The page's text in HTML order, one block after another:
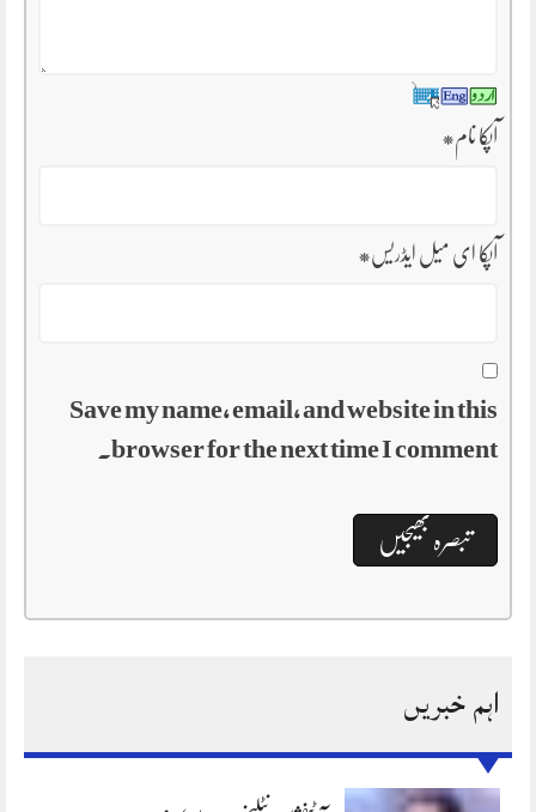
آپکا نام*
آپکا ای میل ایڈریس*
Save my name, email, and website in this
browser for the next time I comment.
اہم خبریں